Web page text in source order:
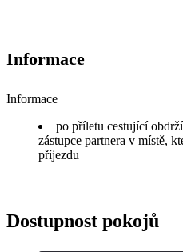
Informace
Informace
po příletu cestující
zástupce partnera v místě,
příjezdu
Dostupnost pokojů